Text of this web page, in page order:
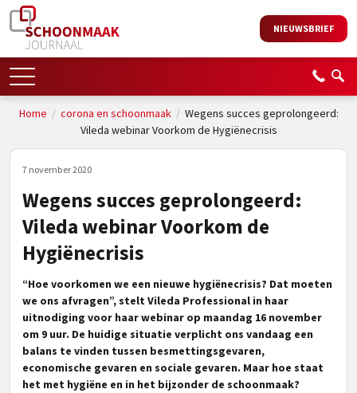
NIEUWSBRIEF
Home / corona en schoonmaak/ Wegens succes geprolongeerd:
Vileda webinar Voorkom de Hygiënecrisis
7 november 2020
Wegens succes geprolongeerd:
Vileda webinar Voorkom de
Hygiënecrisis
“Hoe voorkomen we een nieuwe hygiënecrisis? Dat moeten
we ons afvragen”, stelt Vileda Professional in haar
uitnodiging voor haar webinar op maandag 16 november
om 9 uur. De huidige situatie verplicht ons vandaag een
balans te vinden tussen besmettingsgevaren,
economische gevaren en sociale gevaren. Maar hoe staat
het met hygiëne en in het bijzonder de schoonmaak?